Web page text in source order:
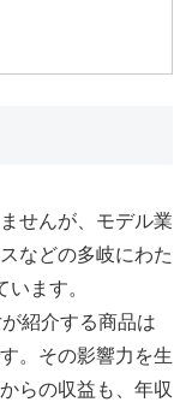
せんが、モデル業
などの多岐にわた
います。
紹介する商品は
。その影響力を生
らの収益も、年収